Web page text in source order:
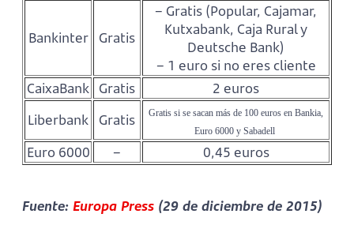
Bankinter Gratis
– Gratis (Popular, Cajamar,
Kutxabank, Caja Rural y
Deutsche Bank)
– 1 euro si no eres cliente
CaixaBank Gratis
2 euros
Liberbank
Gratis
Euro 6000 y Sabadell
Euro 6000 – 0,45 euros
Fuente: Europa Press (29 de diciembre de 2015)